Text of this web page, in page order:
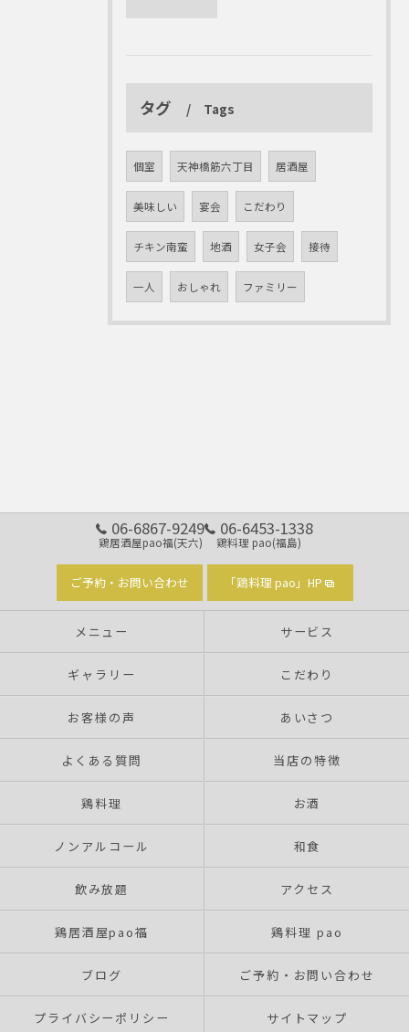
タグ Tags
個室 天神橋筋六丁目 居酒屋
美味しい 宴会 こだわり
チキン南蛮 地酒 女子会 接待
一人 おしゃれ ファミリー
06-6867-9249
鶏居酒屋pao福(天六)
06-6453-1338
鶏料理 pao(福島)
ご予約・お問い合わせ 「鶏料理 pao」HP
メニュー サービス
ギャラリー こだわり
お客様の声 あいさつ
よくある質問 当店の特徴
鶏料理 お酒
ノンアルコール 和食
飲み放題 アクセス
鶏居酒屋pao福 鶏料理 pao
ブログ ご予約・お問い合わせ
プライバシーポリシー サイトマップ